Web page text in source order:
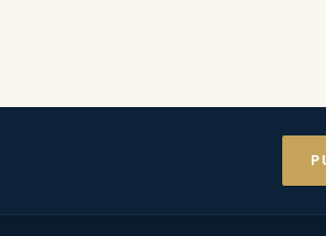
complets haut de gamme, et
rangements, salle d’eau attenante,